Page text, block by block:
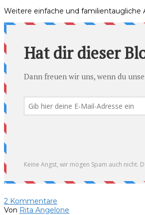
Weitere einfache und
2 Kommentare
Von Rita Angelone